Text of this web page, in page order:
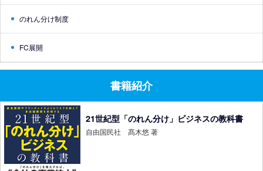
のれん分け制度
FC展開
書籍紹介
21世紀型「のれん分け」ビジネスの教科書
自由国民社 髙木悠 著